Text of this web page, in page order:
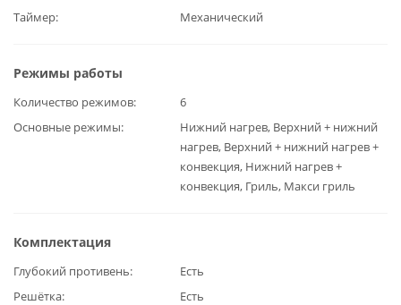
Таймер Механический
Режимы работы
Количество режимов
6
Основные режимы
Нижний нагрев, Верхний + нижний
нагрев, Верхний + нижний нагрев +
конвекция, Нижний нагрев +
конвекция, Гриль, Макси гриль
Комплектация
Глубокий противень
Есть
Решётка
Есть